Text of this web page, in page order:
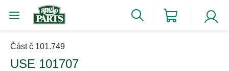
Část č 101.749
USE 101707